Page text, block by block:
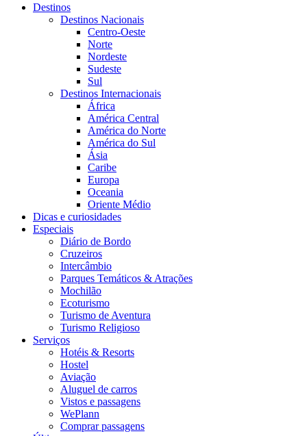
Destinos
Destinos Nacionais
Centro-Oeste
Norte
Nordeste
Sudeste
Sul
Destinos Internacionais
África
América Central
América do Norte
América do Sul
Ásia
Caribe
Europa
Oceania
Oriente Médio
Dicas e curiosidades
Especiais
Diário de Bordo
Cruzeiros
Intercâmbio
Parques Temáticos & Atrações
Mochilão
Ecoturismo
Turismo de Aventura
Turismo Religioso
Serviços
Hotéis & Resorts
Hostel
Aviação
Aluguel de carros
Vistos e passagens
WePlann
Comprar passagens